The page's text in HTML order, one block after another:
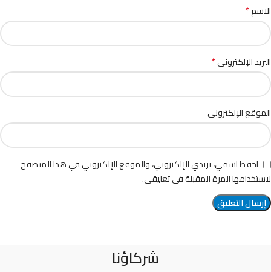
الاسم*
البريد الإلكتروني*
الموقع الإلكتروني
احفظ اسمي، بريدي الإلكتروني، والموقع الإلكتروني في هذا المتصفح
لاستخدامها المرة المقبلة في تعليقي.
شركاؤنا